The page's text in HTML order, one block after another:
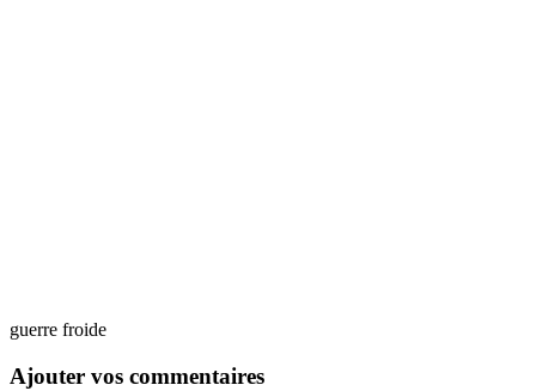
guerre froide
Ajouter vos commentaires